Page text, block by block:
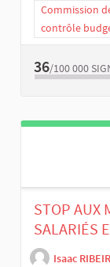
Commission
contrôle
36/100 000
STOP AUX
SALARIÉS
Isaac